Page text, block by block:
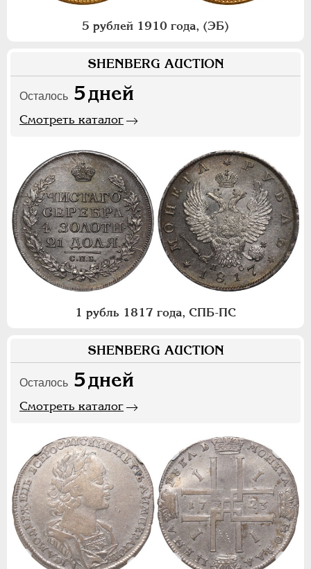
5 рублей 1910 года, (ЭБ)
SHENBERG AUCTION
Осталось 5дней
Смотреть каталог
1 рубль 1817 года, СПБ-ПС
SHENBERG AUCTION
Осталось 5дней
Смотреть каталог